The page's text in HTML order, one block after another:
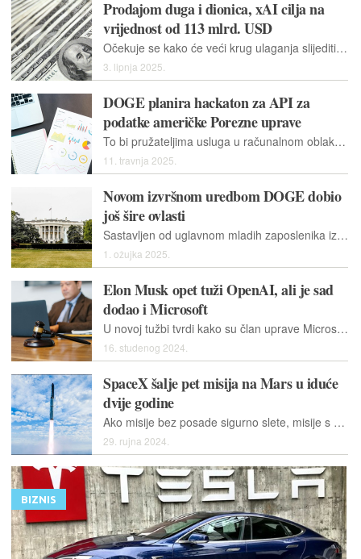
Prodajom duga i dionica, xAI cilja na
vrijednost od 113 mlrd. USD
Očekuje se kako će veći krug ulaganja slijediti sekundarnu ponudu dionica, u kojoj će xAI ponuditi novi kapital vanjskim ulagačima.
3. lipnja 2025.
DOGE planira hackaton za API za
podatke američke Porezne uprave
To bi pružateljima usluga u računalnom oblaku olakšalo pristup podacima kao što su imena poreznih obveznika, adrese, brojeve socijalnog osiguranja, porezne prijave i podatke o zaposlenju...
11. travnja 2025.
Novom izvršnom uredbom DOGE dobio
još šire ovlasti
Sastavljen od uglavnom mladih zaposlenika iz tvrtki Elona Muska i suradnika, DOGE je dosad mahom uspijevao izbjeći nadzoru.
1. ožujka 2025.
Elon Musk opet tuži OpenAI, ali je sad
dodao i Microsoft
U novoj tužbi tvrdi kako su član uprave Microsofta Reid Hoffman i Dee Templeton, potpredsjednica Microsofta, djelovali protiv antimonopolskih zakona.
16. studenog 2024.
SpaceX šalje pet misija na Mars u iduće
dvije godine
Ako misije bez posade sigurno slete, misije s posadom bit će pokrenute za četiri godine. Ne pođe li sve po planu, misije s posadom bit će odgođene za još dvije godine.
29. rujna 2024.
BIZNIS